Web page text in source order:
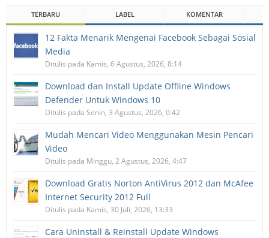
TERBARU LABEL KOMENTAR
12 Fakta Menarik Mengenai Facebook Sebagai Sosial
Media
Ditulis pada Kamis, 6 Agustus, 2026, 8:14
Download dan Install Update Offline Windows
Defender Untuk Windows 10
Ditulis pada Senin, 3 Agustus, 2026, 0:42
Mudah Mencari Video Menggunakan Mesin Pencari
Video
Ditulis pada Minggu, 2 Agustus, 2026, 4:47
Download Gratis Norton AntiVirus 2012 dan McAfee
Internet Security 2012 Full
Ditulis pada Kamis, 30 Juli, 2026, 13:33
Cara Uninstall & Reinstall Update Windows